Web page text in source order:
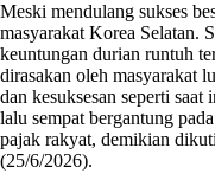
Meski mendulang sukses
masyarakat Korea Selatan.
keuntungan durian runtuh
dirasakan oleh masyarakat
dan kesuksesan seperti
lalu sempat bergantung
pajak rakyat, demikian
(25/6/2026).